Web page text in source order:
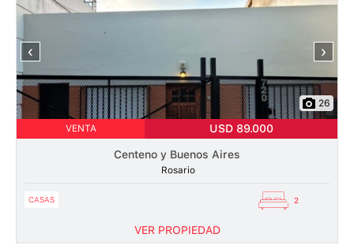
‹ ›
26
VENTA USD 89.000
Centeno y Buenos Aires
Rosario
CASAS 2
VER PROPIEDAD